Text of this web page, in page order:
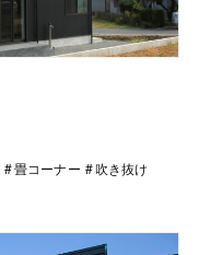
畳コーナー 吹き抜け